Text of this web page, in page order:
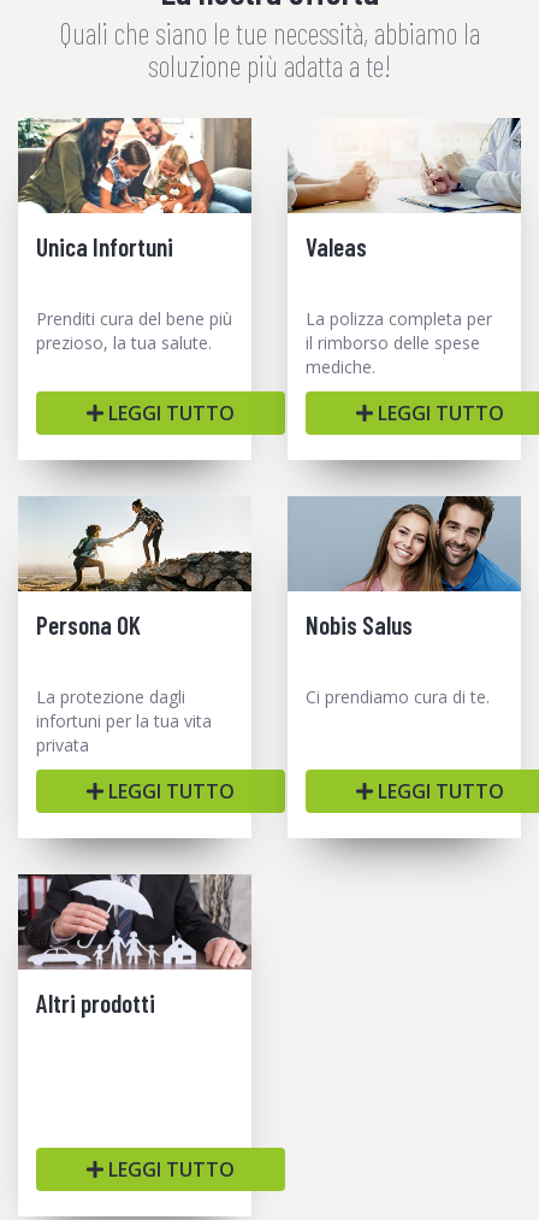
Quali che siano le tue necessità, abbiamo la
soluzione più adatta a te!
Unica Infortuni
Prenditi cura del bene più
prezioso, la tua salute.
LEGGI TUTTO
Valeas
La polizza completa per
il rimborso delle spese
mediche.
LEGGI TUTTO
Persona OK
La protezione dagli
infortuni per la tua vita
privata
LEGGI TUTTO
Nobis Salus
Ci prendiamo cura di te.
LEGGI TUTTO
Altri prodotti
LEGGI TUTTO